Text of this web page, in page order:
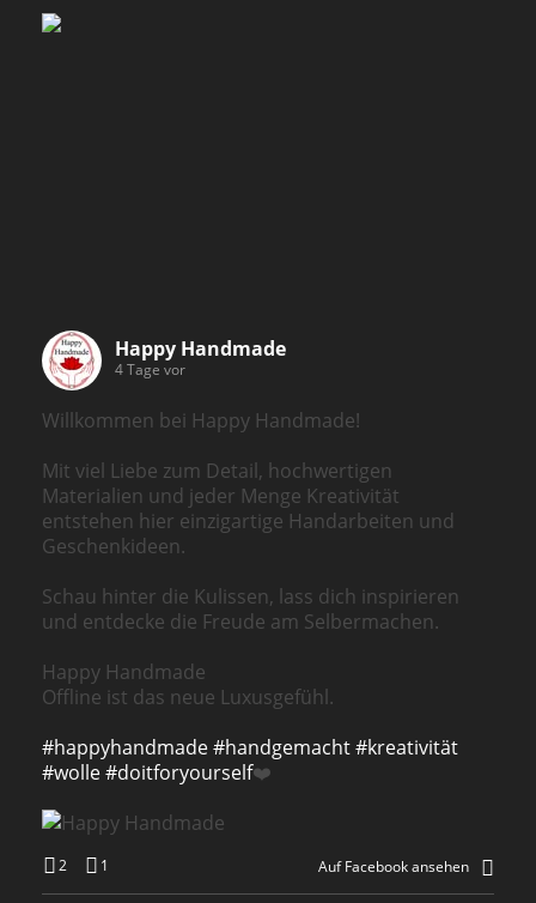
Happy Handmade
4 Tage vor
Willkommen bei Happy Handmade!
Mit viel Liebe zum Detail, hochwertigen
Materialien und jeder Menge Kreativität
entstehen hier einzigartige Handarbeiten und
Geschenkideen.
Schau hinter die Kulissen, lass dich inspirieren
und entdecke die Freude am Selbermachen.
Happy Handmade
Offline ist das neue Luxusgefühl.
#happyhandmade#handgemacht#kreativität
#wolle#doitforyourself❤️
2 1 Auf Facebook ansehen